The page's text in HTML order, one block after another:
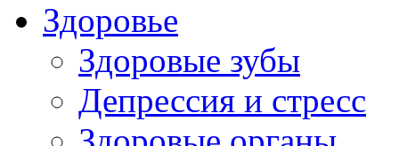
Здоровье
Здоровые зубы
Депрессия и стресс